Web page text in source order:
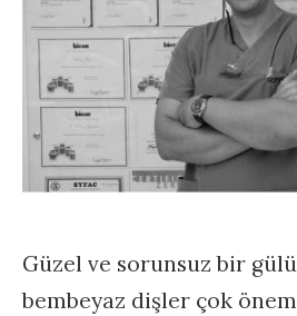
Güzel ve sorunsuz bir
bembeyaz dişler çok